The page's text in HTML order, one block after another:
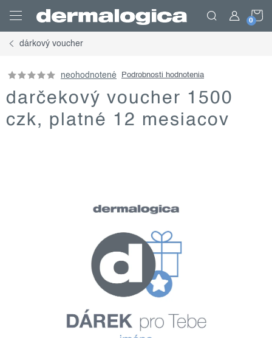
obsah
dárkový voucher
neohodnotené Podrobnosti hodnotenia
darčekový voucher 1500
czk, platné 12 mesiacov